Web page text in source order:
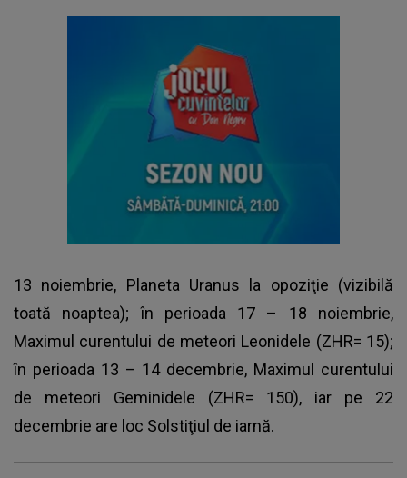
13 noiembrie, Planeta Uranus la opoziţie (vizibilă
toată noaptea); în perioada 17 – 18 noiembrie,
Maximul curentului de meteori Leonidele (ZHR= 15);
în perioada 13 – 14 decembrie, Maximul curentului
de meteori Geminidele (ZHR= 150), iar pe 22
decembrie are loc Solstiţiul de iarnă.